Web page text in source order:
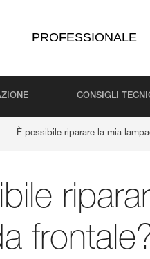
PROFESSIONALE
CONSIGLI
È possibile riparare la mia